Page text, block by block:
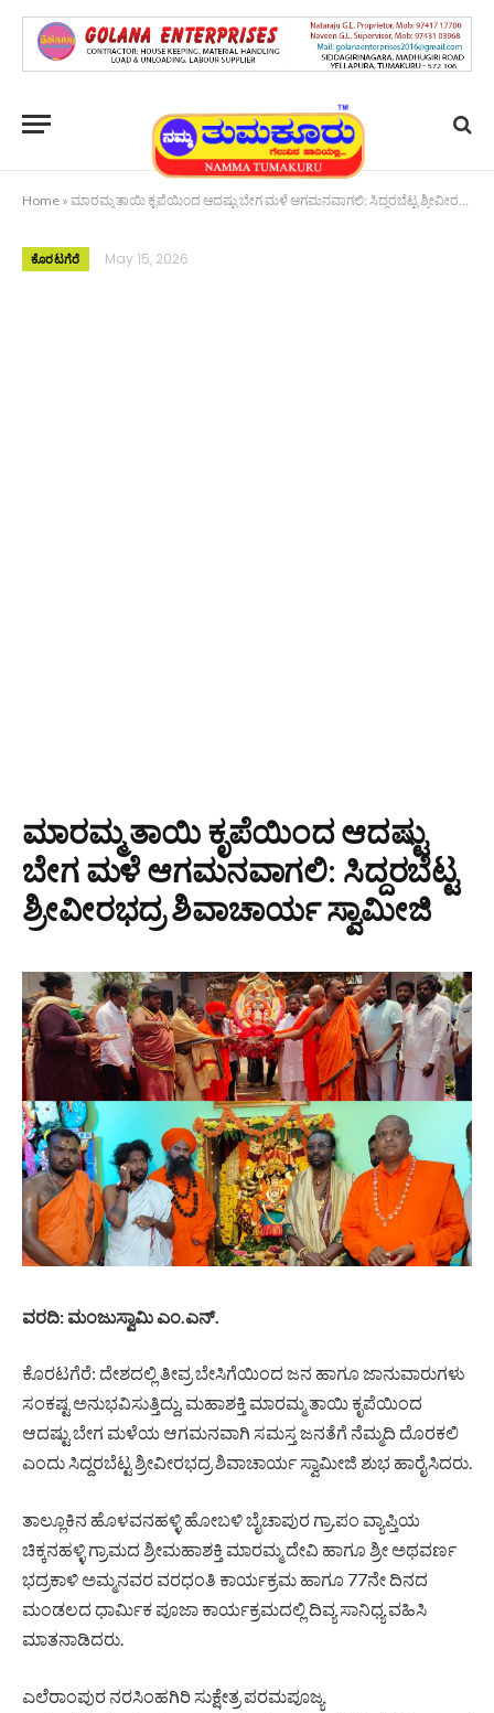
Home » ಮಾರಮ್ಮ ತಾಯಿ ಕೃಪೆಯಿಂದ ಆದಷ್ಟು ಬೇಗ ಮಳೆ ಆಗಮನವಾಗಲಿ: ಸಿದ್ದರಬೆಟ್ಟ ಶ್ರೀವೀರಭದ್ರ ಶಿವಾಚಾರ್ಯ ಸ್ವಾಮೀಜಿ
ಕೊರಟಗೆರೆ May 15, 2026
ಮಾರಮ್ಮ ತಾಯಿ ಕೃಪೆಯಿಂದ ಆದಷ್ಟು
ಬೇಗ ಮಳೆ ಆಗಮನವಾಗಲಿ: ಸಿದ್ದರಬೆಟ್ಟ
ಶ್ರೀವೀರಭದ್ರ ಶಿವಾಚಾರ್ಯ ಸ್ವಾಮೀಜಿ
ವರದಿ: ಮಂಜುಸ್ವಾಮಿ ಎಂ.ಎನ್.
ಕೊರಟಗೆರೆ: ದೇಶದಲ್ಲಿ ತೀವ್ರ ಬೇಸಿಗೆಯಿಂದ ಜನ ಹಾಗೂ ಜಾನುವಾರುಗಳು
ಸಂಕಷ್ಟ ಅನುಭವಿಸುತ್ತಿದ್ದು, ಮಹಾಶಕ್ತಿ ಮಾರಮ್ಮ ತಾಯಿ ಕೃಪೆಯಿಂದ
ಆದಷ್ಟು ಬೇಗ ಮಳೆಯ ಆಗಮನವಾಗಿ ಸಮಸ್ತ ಜನತೆಗೆ ನೆಮ್ಮದಿ ದೊರಕಲಿ
ಎಂದು ಸಿದ್ದರಬೆಟ್ಟ ಶ್ರೀವೀರಭದ್ರ ಶಿವಾಚಾರ್ಯ ಸ್ವಾಮೀಜಿ ಶುಭ ಹಾರೈಸಿದರು.
ತಾಲ್ಲೂಕಿನ ಹೊಳವನಹಳ್ಳಿ ಹೋಬಳಿ ಬೈಚಾಪುರ ಗ್ರಾ.ಪಂ ವ್ಯಾಪ್ತಿಯ
ಚಿಕ್ಕನಹಳ್ಳಿ ಗ್ರಾಮದ ಶ್ರೀಮಹಾಶಕ್ತಿ ಮಾರಮ್ಮ ದೇವಿ ಹಾಗೂ ಶ್ರೀ ಅಥವರ್ಣ
ಭದ್ರಕಾಳಿ ಅಮ್ಮನವರ ವರಧಂತಿ ಕಾರ್ಯಕ್ರಮ ಹಾಗೂ 77ನೇ ದಿನದ
ಮಂಡಲದ ಧಾರ್ಮಿಕ ಪೂಜಾ ಕಾರ್ಯಕ್ರಮದಲ್ಲಿ ದಿವ್ಯ ಸಾನಿಧ್ಯ ವಹಿಸಿ
ಮಾತನಾಡಿದರು.
ಎಲೆರಾಂಪುರ ನರಸಿಂಹಗಿರಿ ಸುಕ್ಷೇತ್ರ ಪರಮಪೂಜ್ಯ